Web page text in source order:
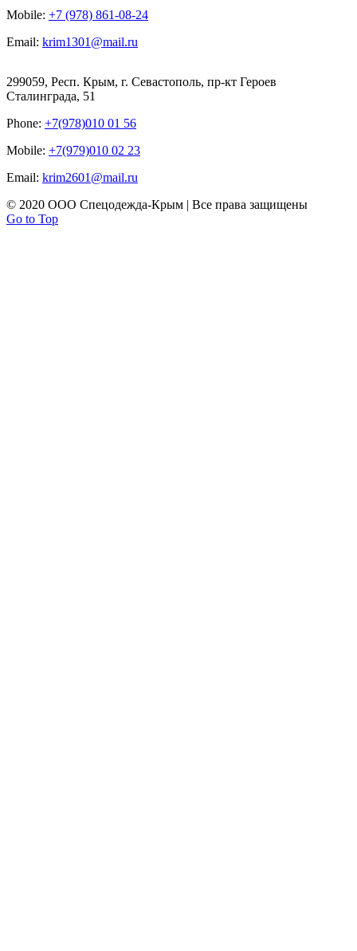
Mobile: +7 (978) 861-08-24
Email: krim1301@mail.ru
299059, Респ. Крым, г. Севастополь, пр-кт Героев
Сталинграда, 51
Phone: +7(978)010 01 56
Mobile: +7(979)010 02 23
Email: krim2601@mail.ru
© 2020 ООО Спецодежда-Крым | Все права защищены
Go to Top